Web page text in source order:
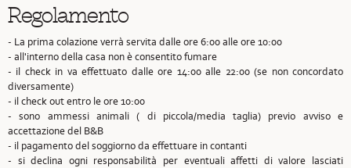
Regolamento
- La prima colazione verrà servita dalle ore 6:00 alle ore 10:00
- all'interno della casa non è consentito fumare
- il check in va effettuato dalle ore 14:00 alle 22:00 (se non concordato
diversamente)
- il check out entro le ore 10:00
- sono ammessi animali ( di piccola/media taglia) previo avviso e
accettazione del B&B
- il pagamento del soggiorno da effettuare in contanti
- si declina ogni responsabilità per eventuali affetti di valore lasciati